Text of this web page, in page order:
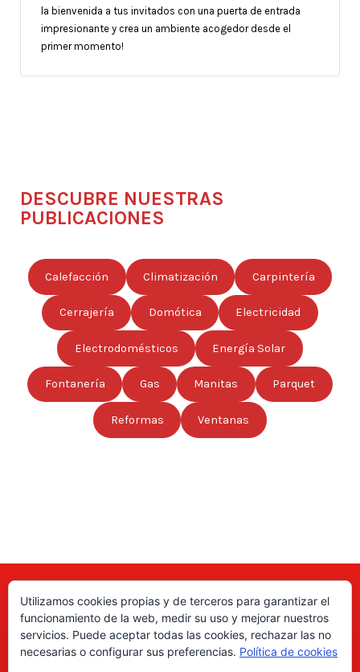
la bienvenida a tus invitados con una puerta de entrada
impresionante y crea un ambiente acogedor desde el
primer momento!
DESCUBRE NUESTRAS
PUBLICACIONES
Calefacción Climatización Carpintería
Cerrajería Domótica Electricidad
Electrodomésticos Energía Solar
Fontanería Gas Manitas Parquet
Reformas Ventanas
Aquí puede encontrar las direcciones de empresas, autónomos,
fabricantes locales, asociaciones, etc; de todo el país. ¡Valore sus
productos y servicios para ayudar a los usuarios a tomar la decisión
Utilizamos cookies propias y de terceros para garantizar el
funcionamiento de la web, medir su uso y mejorar nuestros
servicios. Puede aceptar todas las cookies, rechazar las no
necesarias o configurar sus preferencias. Política de cookies